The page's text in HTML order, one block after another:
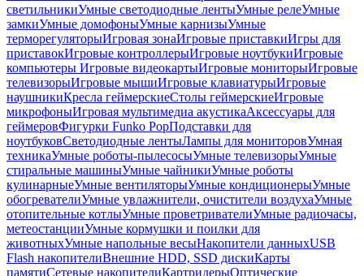
светильникиУмные светодиодные лентыУмные релеУмные
замкиУмные домофоныУмные карнизыУмные
терморегуляторыИгровая зонаИгровые приставкиИгры для
приставокИгровые контроллерыИгровые ноутбукиИгровые
компьютеры Игровые видеокартыИгровые мониторыИгровые
телевизорыИгровые мышиИгровые клавиатурыИгровые
наушникиКресла геймерскиеСтолы геймерскиеИгровые
микрофоныИгровая мультимедиа акустикаАксессуары для
геймеровФигурки Funko PopПодставки для
ноутбуковСветодиодные лентыЛампы для мониторовУмная
техникаУмные роботы-пылесосыУмные телевизорыУмные
стиральные машиныУмные чайникиУмные роботы
кулинарныеУмные вентиляторыУмные кондиционерыУмные
обогревателиУмные увлажнители, очистители воздухаУмные
отопительные котлыУмные проветривателиУмные радиочасы,
метеостанцииУмные кормушки и поилки для
животныхУмные напольные весыНакопители данныхUSB
Flash накопителиВнешние HDD, SSD дискиКарты
памятиСетевые накопителиКартридерыОптические